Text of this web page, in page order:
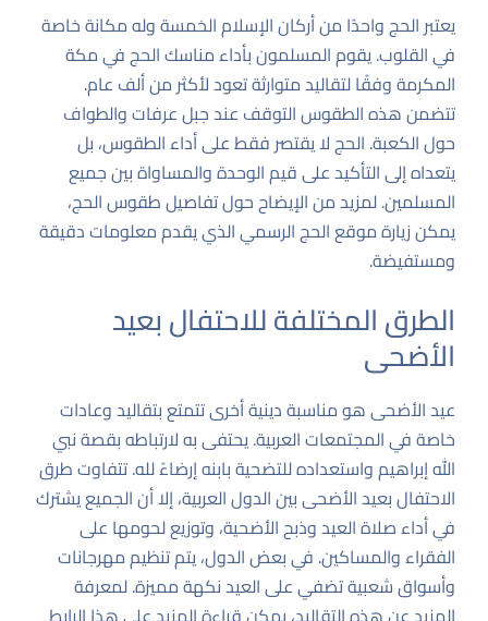
يعتبر الحج واحدًا من أركان الإسلام الخمسة وله مكانة خاصة
في القلوب. يقوم المسلمون بأداء مناسك الحج في مكة
المكرمة وفقًا لتقاليد متوارثة تعود لأكثر من ألف عام.
تتضمن هذه الطقوس التوقف عند جبل عرفات والطواف
حول الكعبة. الحج لا يقتصر فقط على أداء الطقوس، بل
يتعداه إلى التأكيد على قيم الوحدة والمساواة بين جميع
المسلمين. لمزيد من الإيضاح حول تفاصيل طقوس الحج،
يمكن زيارةموقع الحج الرسميالذي يقدم معلومات دقيقة
ومستفيضة.
الطرق المختلفة للاحتفال بعيد
الأضحى
عيد الأضحى هو مناسبة دينية أخرى تتمتع بتقاليد وعادات
خاصة في المجتمعات العربية. يحتفى به لارتباطه بقصة نبي
الله إبراهيم واستعداده للتضحية بابنه إرضاءً لله. تتفاوت طرق
الاحتفال بعيد الأضحى بين الدول العربية، إلا أن الجميع يشترك
في أداء صلاة العيد وذبح الأضحية، وتوزيع لحومها على
الفقراء والمساكين. في بعض الدول، يتم تنظيم مهرجانات
وأسواق شعبية تضفي على العيد نكهة مميزة. لمعرفة